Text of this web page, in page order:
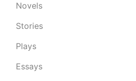
Novels
Stories
Plays
Essays